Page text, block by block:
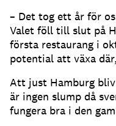
– Det tog ett år för
Valet föll till slut på
första restaurang i
potential att växa
Att just Hamburg
är ingen slump då
fungera bra i den